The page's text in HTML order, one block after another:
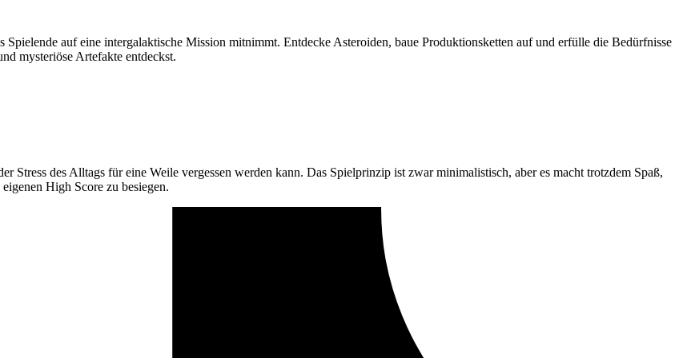
auf eine intergalaktische Mission mitnimmt. Entdecke Asteroiden, baue Produktionsketten auf und erfülle die Bedürfnisse
mysteriöse Artefakte entdeckst.
des Alltags für eine Weile vergessen werden kann. Das Spielprinzip ist zwar minimalistisch, aber es macht trotzdem Spaß,
High Score zu besiegen.